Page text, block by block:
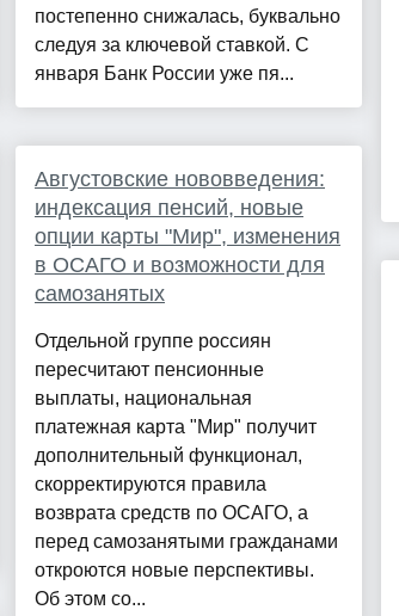
постепенно снижалась, буквально
следуя за ключевой ставкой. С
января Банк России уже пя...
Августовские нововведения:
индексация пенсий, новые
опции карты "Мир", изменения
в ОСАГО и возможности для
самозанятых
Отдельной группе россиян
пересчитают пенсионные
выплаты, национальная
платежная карта "Мир" получит
дополнительный функционал,
скорректируются правила
возврата средств по ОСАГО, а
перед самозанятыми гражданами
откроются новые перспективы.
Об этом со...